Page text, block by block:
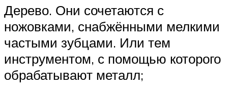
Дерево. Они сочетаются с
ножовками, снабжёнными мелкими
частыми зубцами. Или тем
инструментом, с помощью которого
обрабатывают металл;